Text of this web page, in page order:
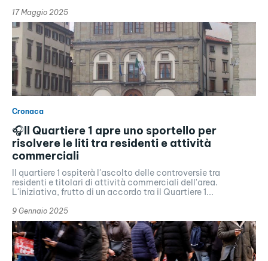
17 Maggio 2025
Cronaca
🎧Il Quartiere 1 apre uno sportello per
risolvere le liti tra residenti e attività
commerciali
Il quartiere 1 ospiterà l'ascolto delle controversie tra
residenti e titolari di attività commerciali dell'area.
L'iniziativa, frutto di un accordo tra il Quartiere 1...
9 Gennaio 2025